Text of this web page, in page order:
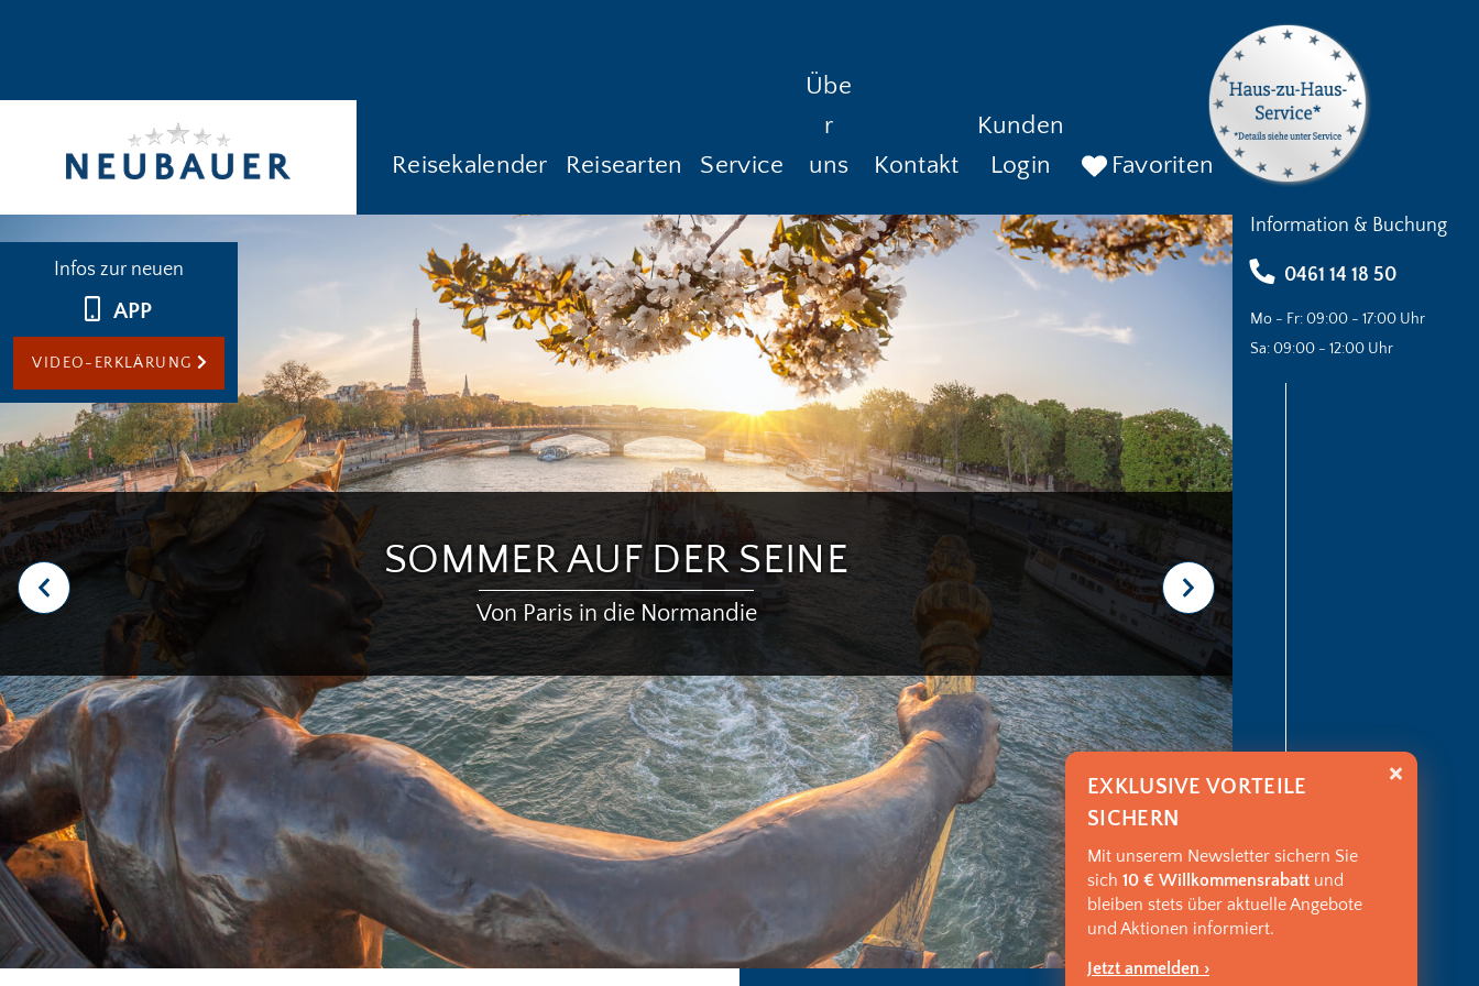
Reisekalender Reisearten Service
Übe
r
uns
Kontakt
Kunden
Login
Favoriten
Infos zur neuen
APP
VIDEO-ERKLÄRUNG
SOMMER AUF DER SEINE
Von Paris in die Normandie
Information & Buchung
0461 14 18 50
Mo - Fr: 09:00 - 17:00 Uhr
Sa: 09:00 - 12:00 Uhr
EXKLUSIVE VORTEILE
SICHERN
Mit unserem Newsletter sichern Sie
sich 10 € Willkommensrabatt und
bleiben stets über aktuelle Angebote
und Aktionen informiert.
Jetzt anmelden ›